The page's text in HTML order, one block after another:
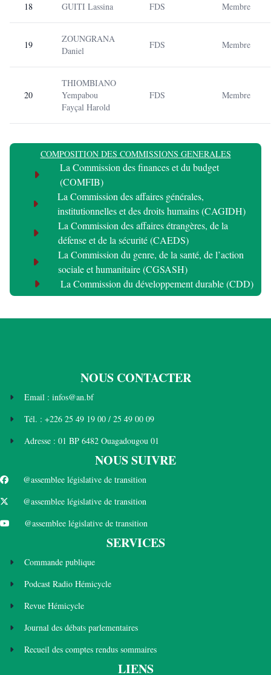
18 GUITI Lassina FDS Membre
19
ZOUNGRANA
Daniel
FDS Membre
20
THIOMBIANO
Yempabou
Fayçal Harold
FDS Membre
COMPOSITION DES COMMISSIONS GENERALES
La Commission des finances et du budget
(COMFIB)
La Commission des affaires générales,
institutionnelles et des droits humains (CAGIDH)
La Commission des affaires étrangères, de la
défense et de la sécurité (CAEDS)
La Commission du genre, de la santé, de l’action
sociale et humanitaire (CGSASH)
La Commission du développement durable (CDD)
NOUS CONTACTER
Email : infos@an.bf
Tél. : +226 25 49 19 00 / 25 49 00 09
Adresse : 01 BP 6482 Ouagadougou 01
NOUS SUIVRE
@assemblee législative de transition
@assemblee législative de transition
@assemblee législative de transition
SERVICES
Commande publique
Podcast Radio Hémicycle
Revue Hémicycle
Journal des débats parlementaires
Recueil des comptes rendus sommaires
LIENS